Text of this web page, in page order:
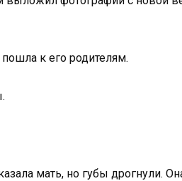
к его родителям.
мать, но губы дрогнули.